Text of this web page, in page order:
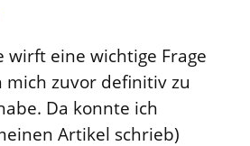
wirft eine wichtige Frage
mich zuvor definitiv zu
Da konnte ich
Artikel schrieb)